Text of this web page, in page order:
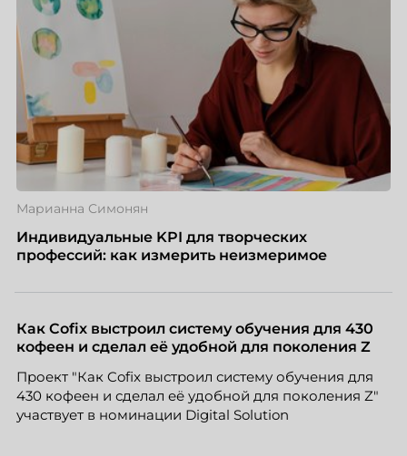
Марианна Симонян
Индивидуальные KPI для творческих
профессий: как измерить неизмеримое
Как Cofix выстроил систему обучения для 430
кофеен и сделал её удобной для поколения Z
Проект "Как Cofix выстроил систему обучения для
430 кофеен и сделал её удобной для поколения Z"
участвует в номинации Digital Solution